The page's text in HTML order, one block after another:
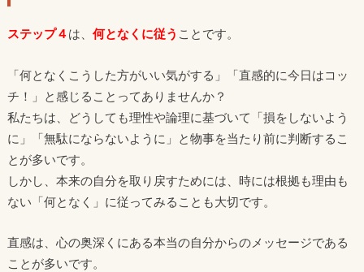
ステップ４は、 何となくに従う ことです。
「何となくこうした方がいい気がする」「直感的に今日はコッ
チ！」と感じることってありませんか？
私たちは、どうしても理性や論理に基づいて「損をしないよう
に」「無駄にならないように」と物事を当たり前に判断するこ
とが多いです。
しかし、本来の自分を取り戻すためには、時には根拠も理由も
ない「何となく」に従ってみることも大切です。
直感は、心の奥深くにある本当の自分からのメッセージである
ことが多いです。